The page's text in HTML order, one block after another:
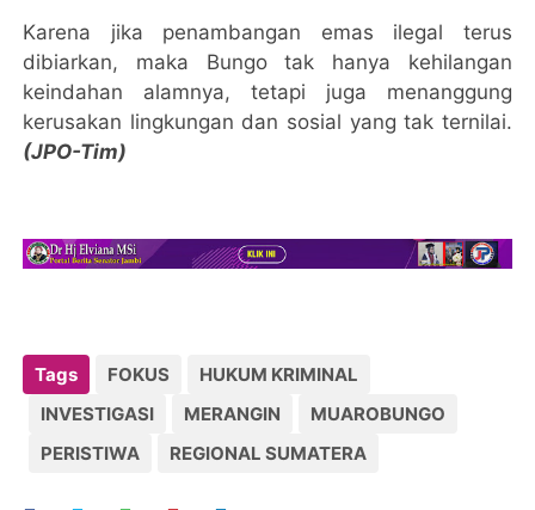
Karena jika penambangan emas ilegal terus
dibiarkan, maka Bungo tak hanya kehilangan
keindahan alamnya, tetapi juga menanggung
kerusakan lingkungan dan sosial yang tak ternilai.
(JPO-Tim)
Tags FOKUS
HUKUM KRIMINAL
INVESTIGASI
MERANGIN
MUAROBUNGO
PERISTIWA
REGIONAL SUMATERA